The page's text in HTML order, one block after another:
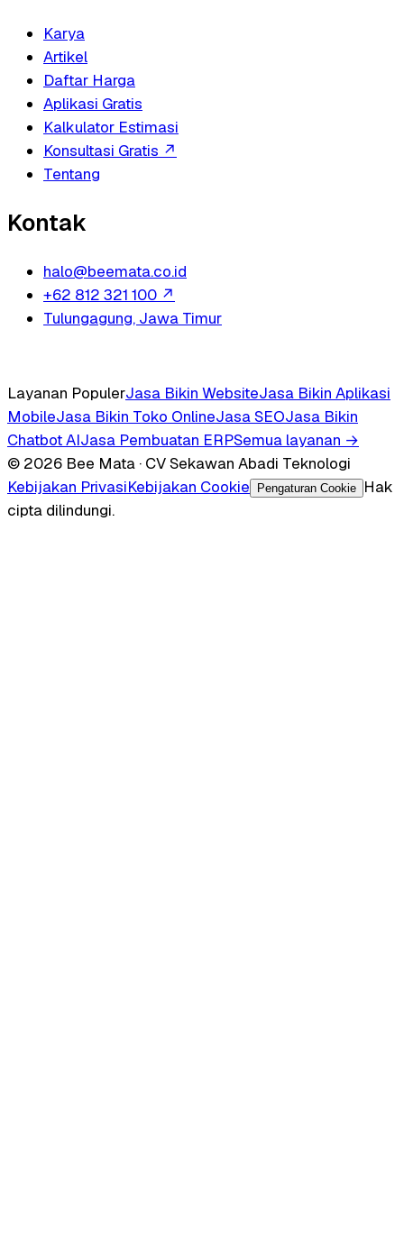
Karya
Artikel
Daftar Harga
Aplikasi Gratis
Kalkulator Estimasi
Konsultasi Gratis ↗
Tentang
Kontak
halo@beemata.co.id
+62 812 321 100 ↗
Tulungagung, Jawa Timur
Layanan PopulerJasa Bikin WebsiteJasa Bikin Aplikasi
MobileJasa Bikin Toko OnlineJasa SEOJasa Bikin
Chatbot AIJasa Pembuatan ERPSemua layanan →
© 2026 Bee Mata · CV Sekawan Abadi Teknologi
Kebijakan PrivasiKebijakan Cookie Pengaturan Cookie
Hak
cipta dilindungi.